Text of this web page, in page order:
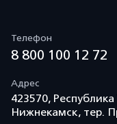
Телефон
8 800 100 12 72
Адрес
423570,
Нижнекамск, тер.